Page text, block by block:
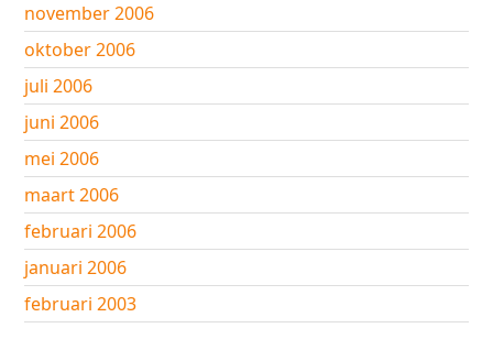
november 2006
oktober 2006
juli 2006
juni 2006
mei 2006
maart 2006
februari 2006
januari 2006
februari 2003